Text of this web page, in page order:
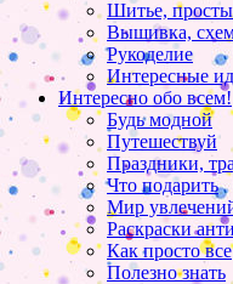
Шитье,
Вышивка,
Рукоделие
Интересные
Интересно обо всем!
Будь модной
Путешествуй
Праздники,
Что подарить
Мир
Раскраски
Как просто все
Полезно знать